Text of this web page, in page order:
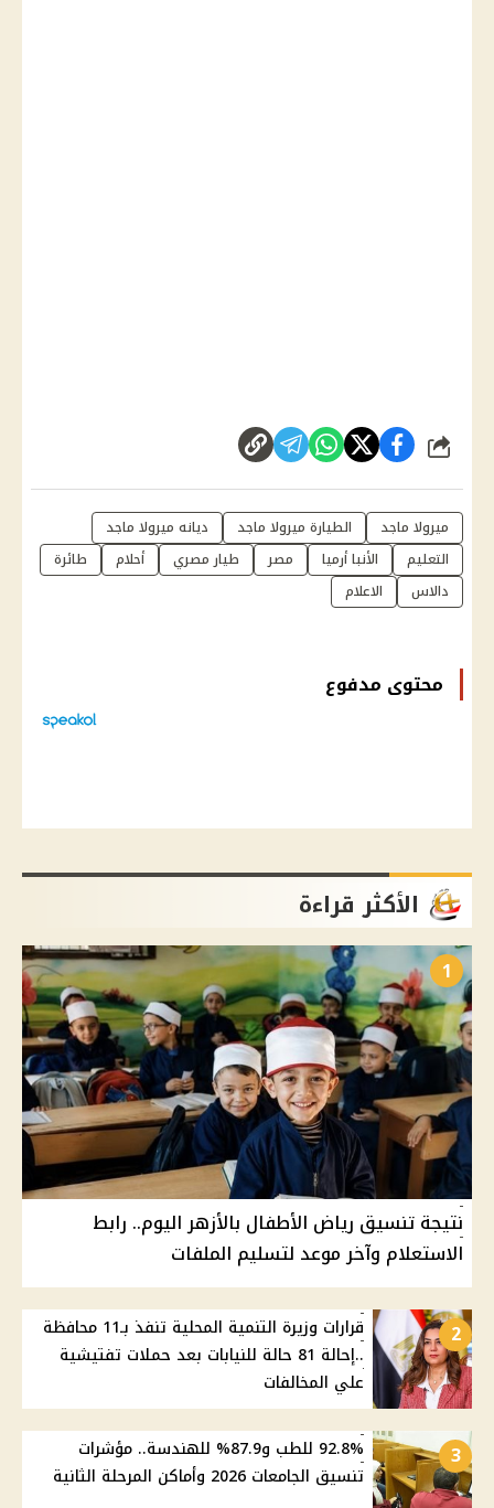
شارك
ميرولا ماجد الطيارة ميرولا ماجد
ديانه ميرولا ماجد
التعليم
الأنبا أرميا مصر طيار مصري أحلام
طائرة
دالاس
الاعلام
محتوى مدفوع
الأكثر قراءة
1
نتيجة تنسيق رياض الأطفال بالأزهر اليوم.. رابط
الاستعلام وآخر موعد لتسليم الملفات
2
قرارات وزيرة التنمية المحلية تنفذ بـ11 محافظة
..إحالة 81 حالة للنيابات بعد حملات تفتيشية
علي المخالفات
3
92.8% للطب و87.9% للهندسة.. مؤشرات
تنسيق الجامعات 2026 وأماكن المرحلة الثانية